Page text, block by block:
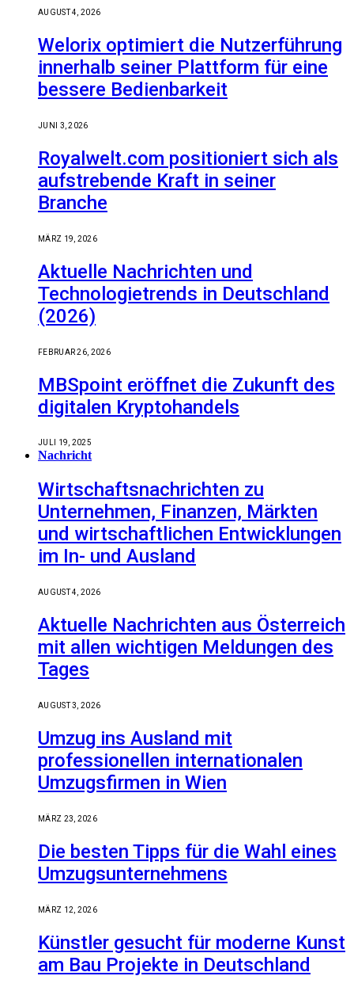
AUGUST 4, 2026
Welorix optimiert die Nutzerführung
innerhalb seiner Plattform für eine
bessere Bedienbarkeit
JUNI 3, 2026
Royalwelt.com positioniert sich als
aufstrebende Kraft in seiner
Branche
MÄRZ 19, 2026
Aktuelle Nachrichten und
Technologietrends in Deutschland
(2026)
FEBRUAR 26, 2026
MBSpoint eröffnet die Zukunft des
digitalen Kryptohandels
JULI 19, 2025
Nachricht
Wirtschaftsnachrichten zu
Unternehmen, Finanzen, Märkten
und wirtschaftlichen Entwicklungen
im In- und Ausland
AUGUST 4, 2026
Aktuelle Nachrichten aus Österreich
mit allen wichtigen Meldungen des
Tages
AUGUST 3, 2026
Umzug ins Ausland mit
professionellen internationalen
Umzugsfirmen in Wien
MÄRZ 23, 2026
Die besten Tipps für die Wahl eines
Umzugsunternehmens
MÄRZ 12, 2026
Künstler gesucht für moderne Kunst
am Bau Projekte in Deutschland